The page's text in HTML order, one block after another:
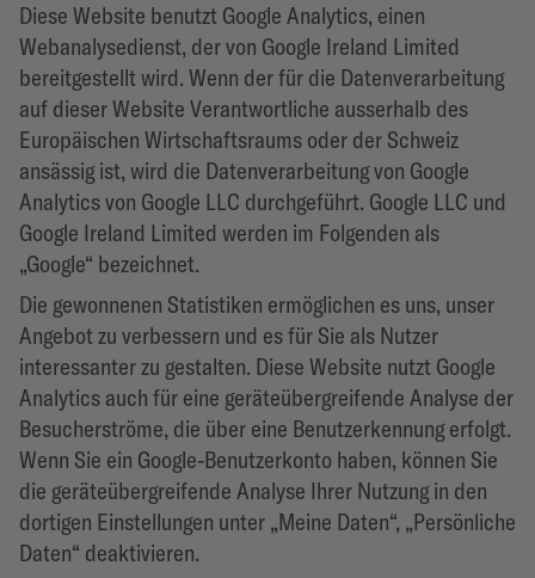
Diese Website benutzt Google Analytics, einen
Webanalysedienst, der von Google Ireland Limited
bereitgestellt wird. Wenn der für die Datenverarbeitung
auf dieser Website Verantwortliche ausserhalb des
Europäischen Wirtschaftsraums oder der Schweiz
ansässig ist, wird die Datenverarbeitung von Google
Analytics von Google LLC durchgeführt. Google LLC und
Google Ireland Limited werden im Folgenden als
„Google“ bezeichnet.
Die gewonnenen Statistiken ermöglichen es uns, unser
Angebot zu verbessern und es für Sie als Nutzer
interessanter zu gestalten. Diese Website nutzt Google
Analytics auch für eine geräteübergreifende Analyse der
Besucherströme, die über eine Benutzerkennung erfolgt.
Wenn Sie ein Google-Benutzerkonto haben, können Sie
die geräteübergreifende Analyse Ihrer Nutzung in den
dortigen Einstellungen unter „Meine Daten“, „Persönliche
Daten“ deaktivieren.